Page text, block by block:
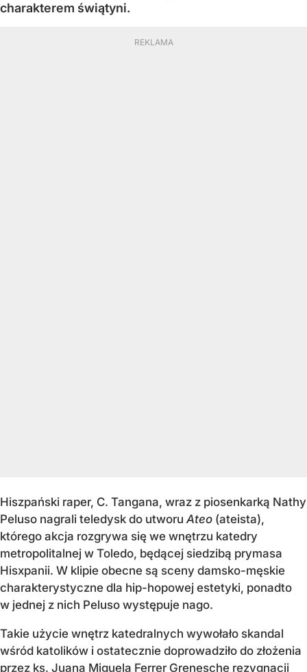
charakterem świątyni.
Hiszpański raper, C. Tangana, wraz z piosenkarką Nathy
Peluso nagrali teledysk do utworuAteo (ateista),
którego akcja rozgrywa się we wnętrzu katedry
metropolitalnej w Toledo, będącej siedzibą prymasa
Hisxpanii. W klipie obecne są sceny damsko-męskie
charakterystyczne dla hip-hopowej estetyki, ponadto
w jednej z nich Peluso występuje nago.
Takie użycie wnętrz katedralnych wywołało skandal
wśród katolików i ostatecznie doprowadziło do złożenia
przez ks. Juana Miguela Ferrer Grenesche rezygnacji